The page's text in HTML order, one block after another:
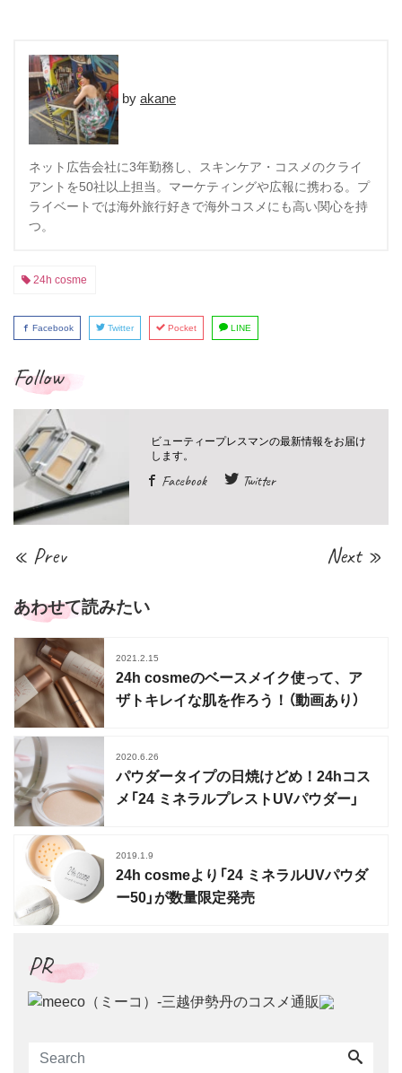
akane
ネット広告会社に3年勤務し、スキンケア・コスメのクライ
アントを50社以上担当。マーケティングや広報に携わる。プ
ライベートでは海外旅行好きで海外コスメにも高い関心を持
つ。
24h cosme
Facebook Twitter Pocket LINE
Follow
Facebook Twitter
« Prev Next »
あわせて読みたい
2021.2.15
24h cosmeのベースメイク使って、ア
ザトキレイな肌を作ろう！（動画あり）
2020.6.26
パウダータイプの日焼けどめ！24hコス
メ「24 ミネラルプレストUVパウダー」
2019.1.9
24h cosmeより「24 ミネラルUVパウダ
ー50」が数量限定発売
PR